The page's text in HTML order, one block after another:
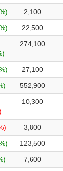
2,100
22,500
274,100
27,100
552,900
10,300
3,800
123,500
7,600